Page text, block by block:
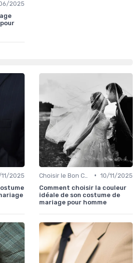
2025
2025
• 10/11/2025
Comment choisir la couleur
idéale de son costume de
mariage pour homme